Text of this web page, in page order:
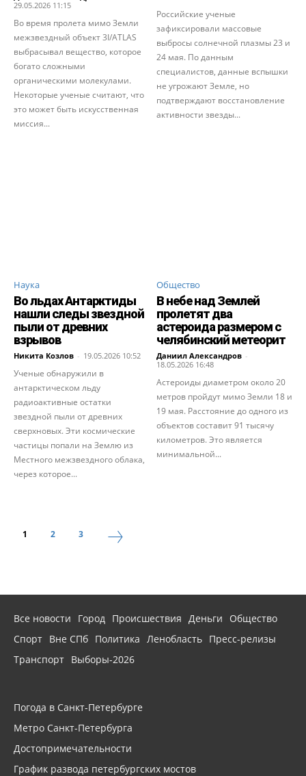
29.05.2026 11:15
Во время пролета мимо Земли
межзвездный объект 3I/ATLAS
выбрасывал вещество, которое
богато сложными
органическими молекулами.
Некоторые ученые считают, что
это может быть искусственная
миссия...
Российские ученые
зафиксировали массовые
выбросы солнечной плазмы 23 и
24 мая. По данным
специалистов, данные вспышки
не угрожают Земле, но
подтверждают восстановление
активности звезды...
Наука
Во льдах Антарктиды
нашли следы звездной
пыли от древних
взрывов
Никита Козлов - 19.05.2026 10:52
Ученые обнаружили в
антарктическом льду
радиоактивные остатки
звездной пыли от древних
сверхновых. Эти космические
частицы попали на Землю из
Местного межзвездного облака,
через которое...
Общество
В небе над Землей
пролетят два
астероида размером с
челябинский метеорит
Даниил Александров -
18.05.2026 16:48
Астероиды диаметром около 20
метров пройдут мимо Земли 18 и
19 мая. Расстояние до одного из
объектов составит 91 тысячу
километров. Это является
минимальной...
1 2 3
Все новости Город Происшествия Деньги
Общество
Спорт Вне СПб Политика Ленобласть Пресс-релизы
Транспорт Выборы-2026
Погода в Санкт-Петербурге
Метро Санкт-Петербурга
Достопримечательности
График развода петербургских мостов